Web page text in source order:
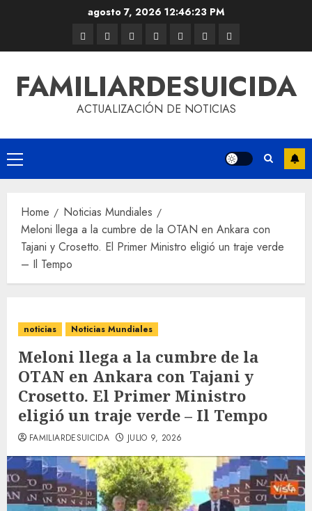
agosto 7, 2026 12:46:24 PM
FAMILIARDESUICIDA
ACTUALIZACIÓN DE NOTICIAS
Home
Noticias Mundiales
Meloni llega a la cumbre de la OTAN en Ankara con
Tajani y Crosetto. El Primer Ministro eligió un traje verde
– Il Tempo
noticias Noticias Mundiales
Meloni llega a la cumbre de la
OTAN en Ankara con Tajani y
Crosetto. El Primer Ministro
eligió un traje verde – Il Tempo
FAMILIARDESUICIDA JULIO 9, 2026